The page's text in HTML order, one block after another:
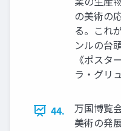
の美術の
る。これ
ンルの台
《ポスタ
ラ・グリ
44.
万国博覧
美術の発